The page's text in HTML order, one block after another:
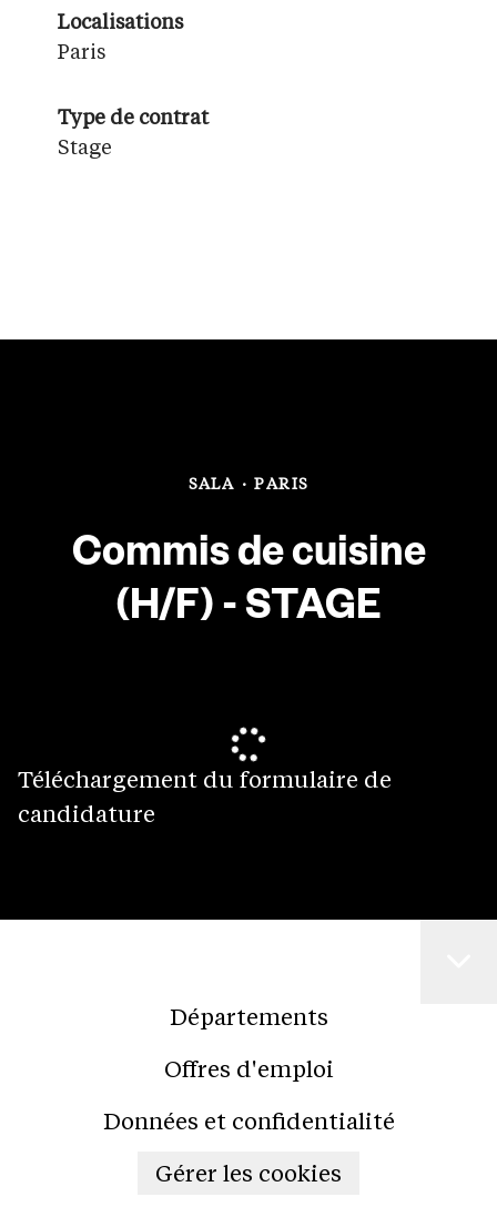
Localisations
Paris
Type de contrat
Stage
SALA · PARIS
Commis de cuisine
(H/F) - STAGE
Téléchargement du formulaire de
candidature
Départements
Offres d'emploi
Données et confidentialité
Gérer les cookies